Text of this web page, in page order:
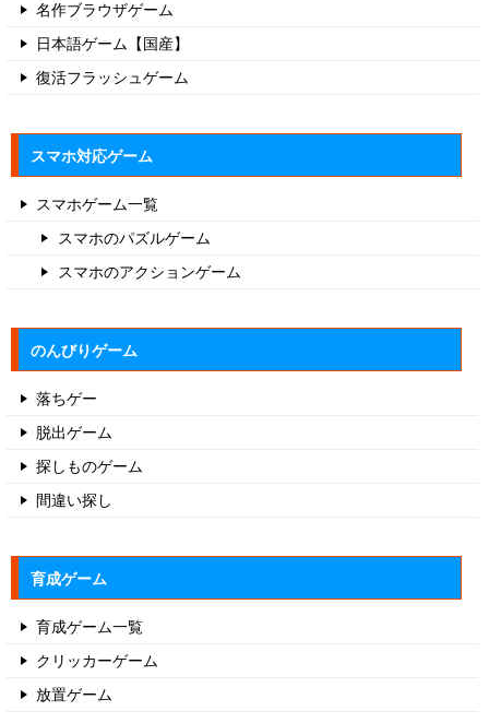
名作ブラウザゲーム
日本語ゲーム【国産】
復活フラッシュゲーム
スマホ対応ゲーム
スマホゲーム一覧
スマホのパズルゲーム
スマホのアクションゲーム
のんびりゲーム
落ちゲー
脱出ゲーム
探しものゲーム
間違い探し
育成ゲーム
育成ゲーム一覧
クリッカーゲーム
放置ゲーム